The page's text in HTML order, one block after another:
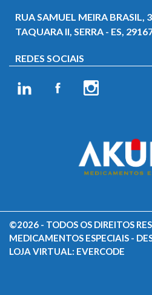
RUA SAMUEL MEIRA BRASIL,
TAQUARA II, SERRA - ES,
REDES SOCIAIS
©2026 - TODOS OS DIREITOS
MEDICAMENTOS ESPECIAIS -
LOJA VIRTUAL: EVERCODE